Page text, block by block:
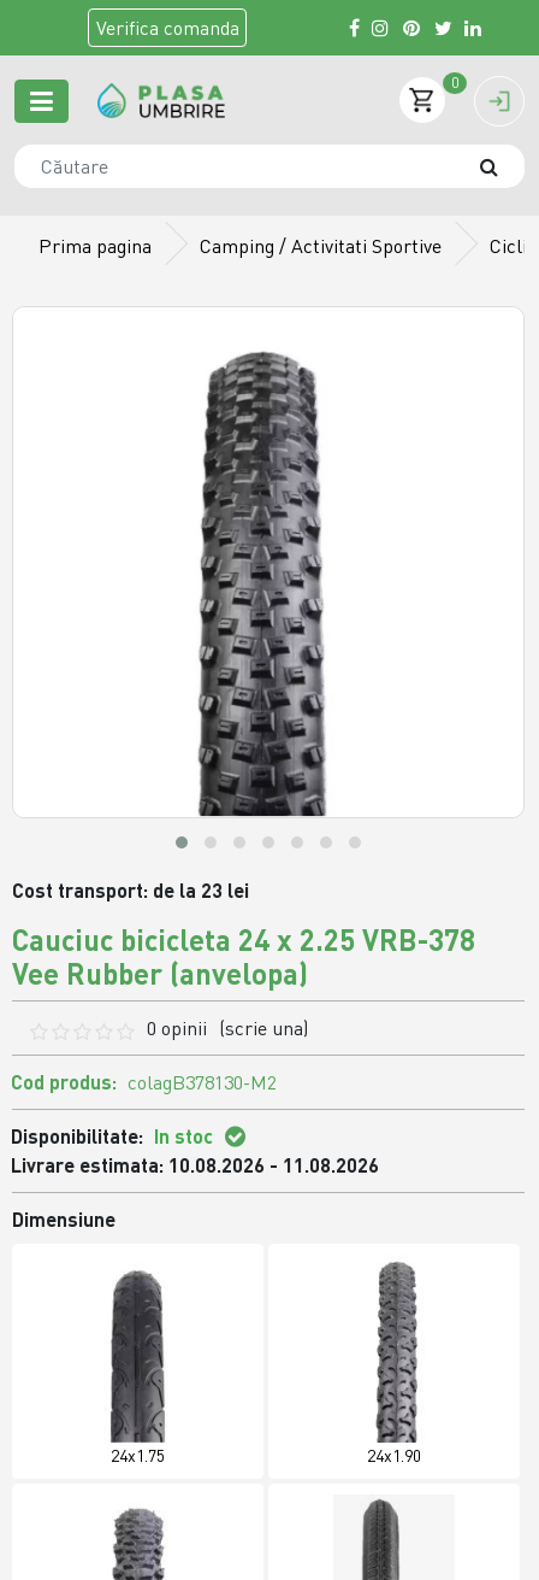
Verifica comanda
0
Prima pagina Camping / Activitati Sportive
Cost transport: de la 23 lei
Cauciuc bicicleta 24 x 2.25 VRB-378
Vee Rubber (anvelopa)
0 opinii (scrie una)
Cod produs: colagB378130-M2
Disponibilitate: In stoc
Livrare estimata: 10.08.2026 - 11.08.2026
Dimensiune
24x1.75 24x1.90